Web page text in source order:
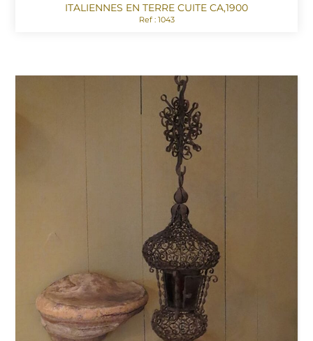
ITALIENNES EN TERRE CUITE CA,1900
Ref : 1043